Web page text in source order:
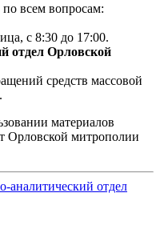
всем вопросам:
с 8:30 до 17:00.
отдел Орловской
средств массовой
.
материалов
Орловской митрополии
отдел